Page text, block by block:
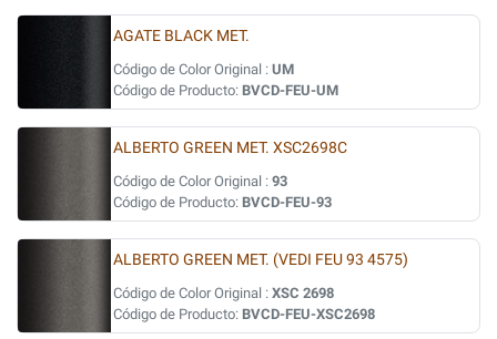
AGATE BLACK MET.
Código de Color Original : UM
Código de Producto: BVCD-FEU-UM
ALBERTO GREEN MET. XSC2698C
Código de Color Original : 93
Código de Producto: BVCD-FEU-93
ALBERTO GREEN MET. (VEDI FEU 93 4575)
Código de Color Original : XSC 2698
Código de Producto: BVCD-FEU-XSC2698